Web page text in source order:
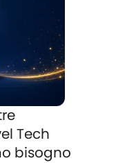
Tech
bisogno